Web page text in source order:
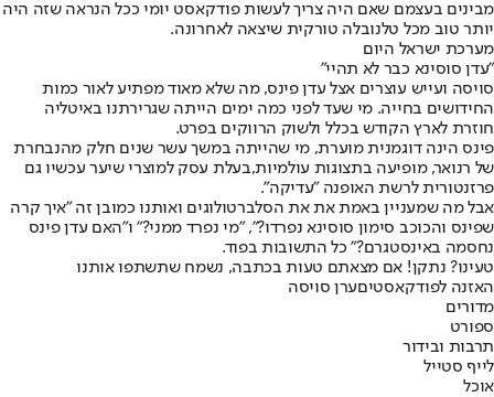
מבינים בעצמם שאם היה צריך לעשות פודקאסט יומי ככל הנראה שזה היה
יותר טוב מכל טלנובלה טורקית שיצאה לאחרונה.
מערכת ישראל היום
"עדן סוסינא כבר לא תהיי"
סויסה ועייש עוצרים אצל עדן פינס, מה שלא מאוד מפתיע לאור כמות
החידושים בחייה. מי שעד לפני כמה ימים הייתה שגרירתנו באיטליה
חוזרת לארץ הקודש בכלל ולשוק הרווקים בפרט.
פינס הינה דוגמנית מוערת, מי שהייתה במשך עשר שנים חלק מהנבחרת
של רנואר, מופיעה בתצוגות עולמיות,בעלת עסק למוצרי שיער עכשיו גם
פרזנטורית לרשת האופנה "עדיקה".
אבל מה שמעניין באמת את את הסלברטולוגים ואותנו כמובן זה "איך קרה
שפינס והכוכב סימון סוסינא נפרדו?", "מי נפרד ממני?" ו"האם עדן פינס
נחסמה באינסטגרם?" כל התשובות בפוד.
טעינו? נתקן! אם מצאתם טעות בכתבה, נשמח שתשתפו אותנו
האזנה לפודקאסטיםערן סויסה
מדורים
ספורט
תרבות ובידור
לייף סטייל
אוכל